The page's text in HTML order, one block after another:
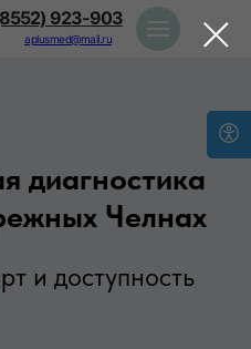
923-903
aplusmed@mail.ru
диагностика
Челнах
и доступность